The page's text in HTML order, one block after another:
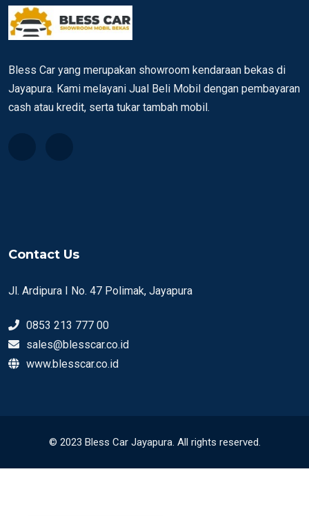
Bless Car yang merupakan showroom kendaraan bekas di
Jayapura. Kami melayani Jual Beli Mobil dengan pembayaran
cash atau kredit, serta tukar tambah mobil.
Contact Us
Jl. Ardipura I No. 47 Polimak, Jayapura
0853 213 777 00
sales@blesscar.co.id
www.blesscar.co.id
© 2023 Bless Car Jayapura. All rights reserved.